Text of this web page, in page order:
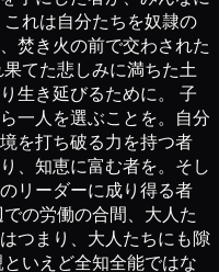
れは自分たちを奴隷の
焚き火の前で交わされた
てた悲しみに満ちた土
生き延びるために。 子
一人を選ぶことを。自分
を打ち破る力を持つ者
、知恵に富む者を。そし
リーダーに成り得る者
の労働の合間、大人た
つまり、大人たちにも隙
いえど全知全能ではな